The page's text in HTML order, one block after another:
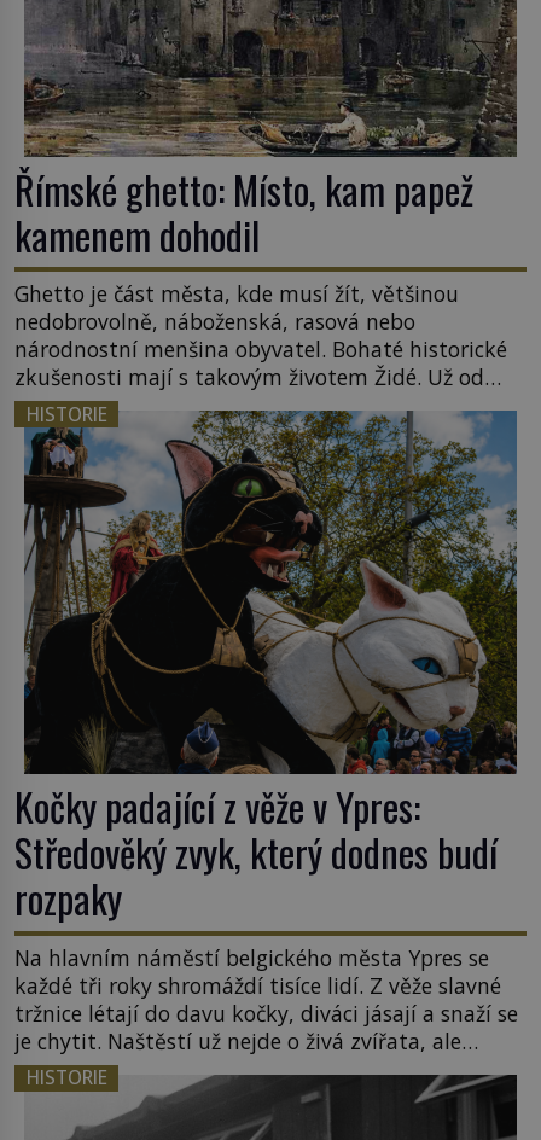
Římské ghetto: Místo, kam papež
kamenem dohodil
Ghetto je část města, kde musí žít, většinou
nedobrovolně, náboženská, rasová nebo
národnostní menšina obyvatel. Bohaté historické
zkušenosti mají s takovým životem Židé. Už od
středověku jsou totiž v každou chvíli nuceni v
nějakém žít. Mezi ty nejslavnější patří i římské
ghetto založené v roce 1555. Pokud jde o vztah
k Židům, nemá se Řím čím chlubit. […]
HISTORIE
Kočky padající z věže v Ypres:
Středověký zvyk, který dodnes budí
rozpaky
Na hlavním náměstí belgického města Ypres se
každé tři roky shromáždí tisíce lidí. Z věže slavné
tržnice létají do davu kočky, diváci jásají a snaží se
je chytit. Naštěstí už nejde o živá zvířata, ale
jenom o plyšové suvenýry. Kdysi to ale bylo jinak.
Tato veselá podívaná připomíná jeden z
nejpodivnějších a zároveň nejkrutějších zvyků […]
HISTORIE